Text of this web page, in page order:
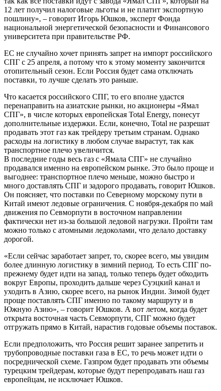
12 лет получил налоговые льготы и не платит экспортную
пошлину», – говорит Игорь Юшков, эксперт Фонда
национальной энергетической безопасности и Финансового
университета при правительстве РФ.
ЕС не случайно хочет принять запрет на импорт российского
СПГ с 25 апреля, а потому что к этому моменту закончится
отопительный сезон. Если Россия будет сама отключать
поставки, то лучше сделать это раньше.
Что касается российского СПГ, то его вполне удастся
перенаправить на азиатские рынки, но акционеры «Ямал
СПГ», в числе которых европейская Total Energy, понесут
дополнительные издержки. Если, конечно, Total не разрешат
продавать этот газ как трейдеру третьим странам. Однако
расходы на логистику в любом случае вырастут, так как
транспортное плечо увеличится.
В последние годы весь газ с «Ямала СПГ» не случайно
продавался именно на европейском рынке. Это было проще и
выгоднее: транспортное плечо меньше, можно быстро и
много доставлять СПГ и задорого продавать, говорит Юшков.
Он поясняет, что поставки по Северному морскому пути в
Китай имеют ледовые ограничения. С ноября-декабря по май
движения по Севморпути в восточном направлении
фактически нет из-за большой ледовой нагрузки. Пройти там
можно только с атомными ледоколами, что делало доставку
дорогой.
«Если сейчас заработает запрет, то, скорее всего, мы увидим
более длинную логистику в зимний период. То есть СПГ по-
прежнему будет идти на запад, только теперь будет обходить
вокруг Европы, проходить дальше через Суэцкий канал и
уходить в Азию, скорее всего, на рынок Индии. Зимой будет
проще поставлять СПГ именно по такому маршруту и в
Южную Азию», – говорит Юшков. А вот летом, когда будет
открыта восточная часть Севморпути, СПГ можно будет
отгружать прямо в Китай, нарастив годовые объемы поставок.
Если предположить, что Россия решит заранее запретить и
трубопроводные поставки газа в ЕС, то речь может идти о
посреднической схеме. Газпром будет продавать эти объемы
турецким трейдерам, которые будут перепродавать наш газ
европейцам, не исключает Юшков.